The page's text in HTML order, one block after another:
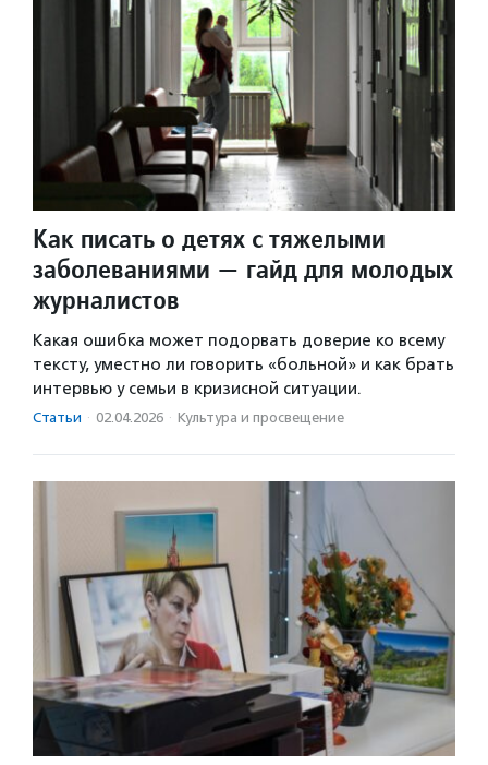
Как писать о детях с тяжелыми
заболеваниями — гайд для молодых
журналистов
Какая ошибка может подорвать доверие ко всему
тексту, уместно ли говорить «больной» и как брать
интервью у семьи в кризисной ситуации.
Статьи · 02.04.2026 · Культура и просвещение